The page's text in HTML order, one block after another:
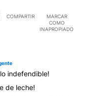
COMPARTIR
MARCAR
COMO
INAPROPIADO
indefendible!
de leche!